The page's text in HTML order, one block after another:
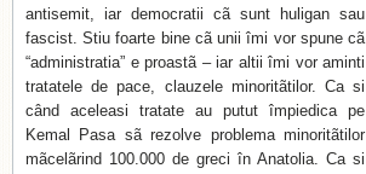
antisemit, iar democratii cã sunt huligan sau
fascist. Stiu foarte bine cã unii îmi vor spune cã
“administratia” e proastã – iar altii îmi vor aminti
tratatele de pace, clauzele minoritãtilor. Ca si
când aceleasi tratate au putut împiedica pe
Kemal Pasa sã rezolve problema minoritãtilor
mãcelãrind 100.000 de greci în Anatolia. Ca si